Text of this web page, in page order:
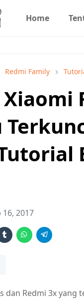
Home
Redmi Family
16, 2017
dan Redmi 3x